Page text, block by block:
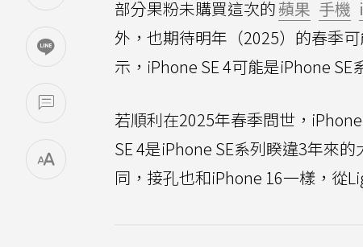
部分果粉未購買這次的蘋果 手機
外，也期待明年（2025）的春季
示，iPhone SE 4可能是iPhone SE
若順利在2025年春季問世，
SE 4是iPhone SE系列睽違3年來
同，接孔也和iPhone 16一樣，從